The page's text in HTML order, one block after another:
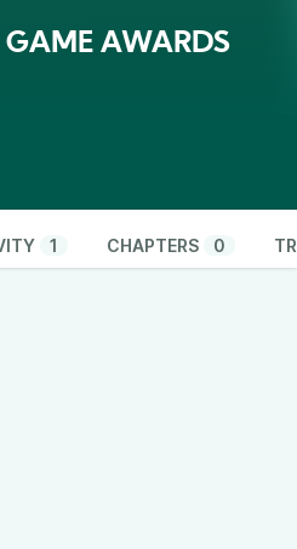
AWARDS
1 CHAPTERS 0